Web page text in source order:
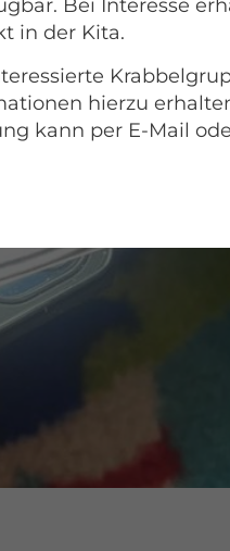
Bei Interesse
in der Kita.
hierzu
kann per E-Mail